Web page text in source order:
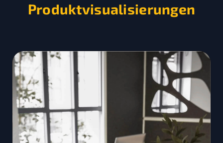
Produktvisualisierungen